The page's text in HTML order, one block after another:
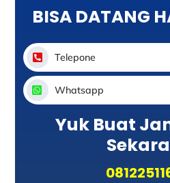
BISA DATANG
Telepone
Whatsapp
Yuk Buat